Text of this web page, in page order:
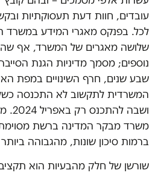
עובדים, חוות דעת תעסוקתיות
לכל. בפנקס מאגרי המידע במשרד
שלושה מאגרים של המשרד, אף
שבע שנים, חרף השינויים במפת
ושבה
ברמות סיכון שונות, מהגבוהה
שורשן של חלק מהבעיות הוא